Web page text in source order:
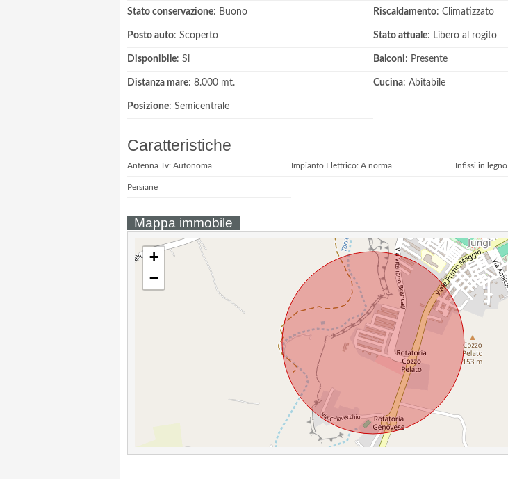
Stato conservazione: Buono Riscaldamento: Climatizzato
Posto auto: Scoperto Stato attuale: Libero al rogito
Disponibile: Si Balconi: Presente
Distanza mare: 8.000 mt. Cucina: Abitabile
Posizione: Semicentrale
Caratteristiche
Antenna Tv: Autonoma Impianto Elettrico: A norma Infissi in legno
Persiane
Mappa immobile
+
−